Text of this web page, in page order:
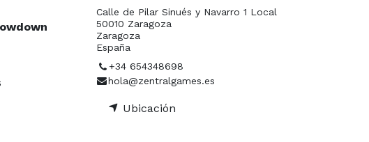
Calle de Pilar Sinués y Navarro 1 Local
50010 Zaragoza
Zaragoza
España
+34 654348698
hola@zentralgames.es
Ubicación